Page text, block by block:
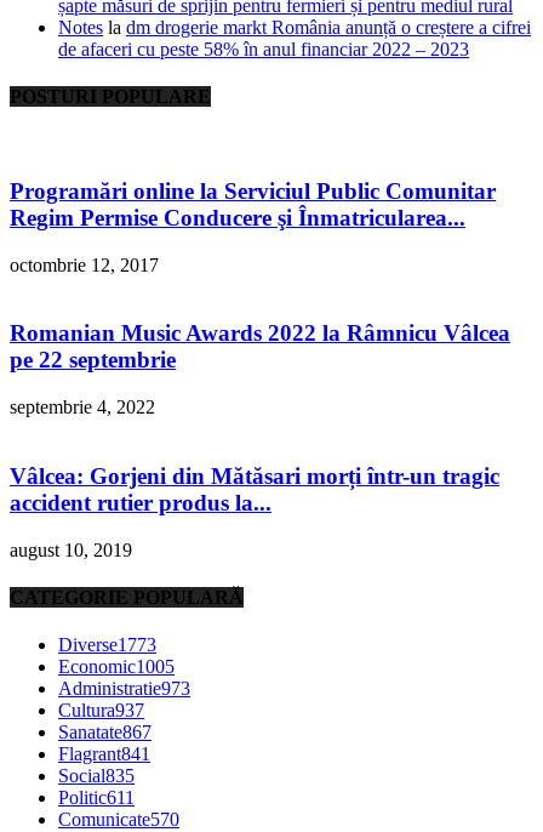
șapte măsuri de sprijin pentru fermieri și pentru mediul rural
Notes la dm drogerie markt România anunță o creștere a cifrei
de afaceri cu peste 58% în anul financiar 2022 – 2023
POSTURI POPULARE
Programări online la Serviciul Public Comunitar
Regim Permise Conducere şi Înmatricularea...
octombrie 12, 2017
Romanian Music Awards 2022 la Râmnicu Vâlcea
pe 22 septembrie
septembrie 4, 2022
Vâlcea: Gorjeni din Mătăsari morți într-un tragic
accident rutier produs la...
august 10, 2019
CATEGORIE POPULARĂ
Diverse1773
Economic1005
Administratie973
Cultura937
Sanatate867
Flagrant841
Social835
Politic611
Comunicate570